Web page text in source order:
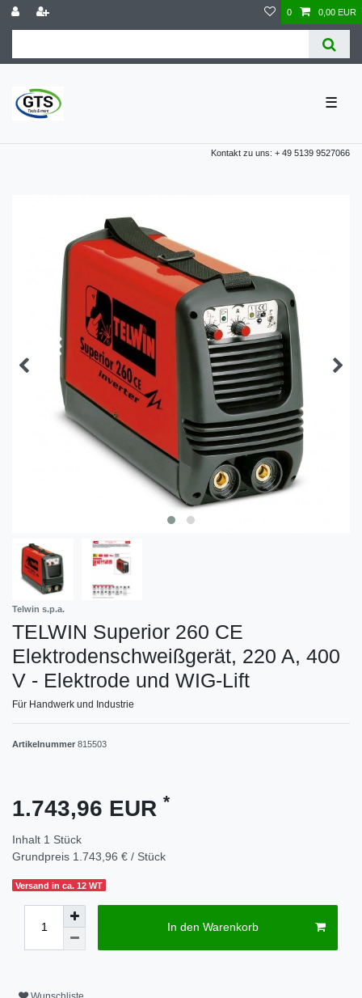
0 0,00 EUR
☰
Kontakt zu uns: + 49 5139 9527066
Telwin s.p.a.
TELWIN Superior 260 CE
Elektrodenschweißgerät, 220 A, 400
V - Elektrode und WIG-Lift
Für Handwerk und Industrie
Artikelnummer 815503
1.743,96 EUR *
Inhalt 1 Stück
Grundpreis 1.743,96 € / Stück
Versand in ca. 12 WT
In den Warenkorb